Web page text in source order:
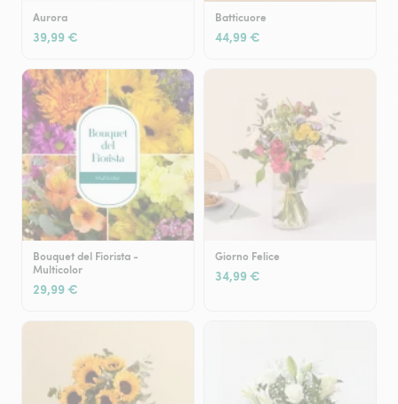
Aurora
39,99 €
Batticuore
44,99 €
Bouquet del Fiorista -
Multicolor
29,99 €
Giorno Felice
34,99 €